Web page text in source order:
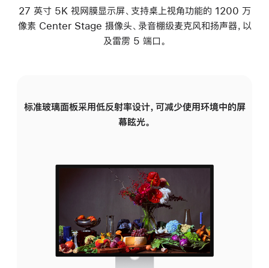
27 英寸 5K 视网膜显示屏、支持桌上视角功能的 1200 万
像素 Center Stage 摄像头、录音棚级麦克风和扬声器，以
及雷雳 5 端口。
标准玻璃面板采用低反射率设计，可减少使用环境中的屏
幕眩光。